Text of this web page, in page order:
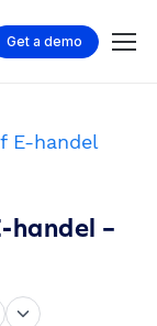
Get a demo
E-handel
–